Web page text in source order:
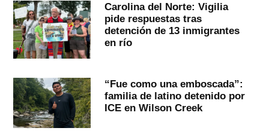
Carolina del Norte: Vigilia
pide respuestas tras
detención de 13 inmigrantes
en río
“Fue como una emboscada”:
familia de latino detenido por
ICE en Wilson Creek